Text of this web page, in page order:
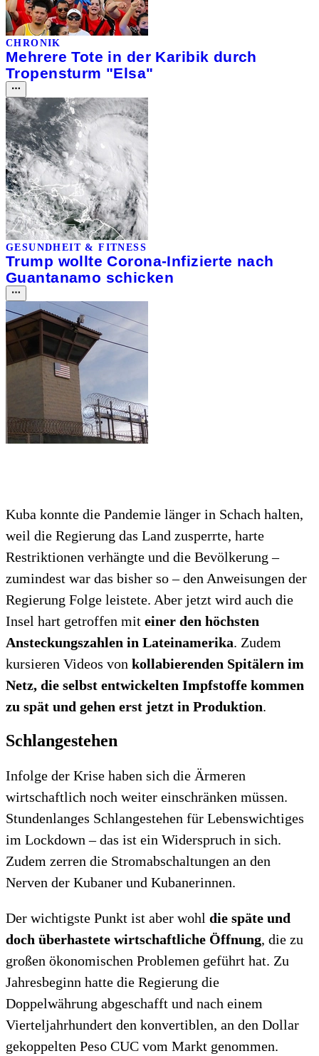
CHRONIK
Mehrere Tote in der Karibik durch
Tropensturm "Elsa"
GESUNDHEIT & FITNESS
Trump wollte Corona-Infizierte nach
Guantanamo schicken
Kuba konnte die Pandemie länger in Schach halten,
weil die Regierung das Land zusperrte, harte
Restriktionen verhängte und die Bevölkerung –
zumindest war das bisher so – den Anweisungen der
Regierung Folge leistete. Aber jetzt wird auch die
Insel hart getroffen mit einer den höchsten
Ansteckungszahlen in Lateinamerika. Zudem
kursieren Videos von kollabierenden Spitälern im
Netz, die selbst entwickelten Impfstoffe kommen
zu spät und gehen erst jetzt in Produktion.
Schlangestehen
Infolge der Krise haben sich die Ärmeren
wirtschaftlich noch weiter einschränken müssen.
Stundenlanges Schlangestehen für Lebenswichtiges
im Lockdown – das ist ein Widerspruch in sich.
Zudem zerren die Stromabschaltungen an den
Nerven der Kubaner und Kubanerinnen.
Der wichtigste Punkt ist aber wohl die späte und
doch überhastete wirtschaftliche Öffnung, die zu
großen ökonomischen Problemen geführt hat. Zu
Jahresbeginn hatte die Regierung die
Doppelwährung abgeschafft und nach einem
Vierteljahrhundert den konvertiblen, an den Dollar
gekoppelten Peso CUC vom Markt genommen.